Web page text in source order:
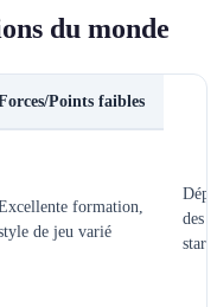
du monde
Points faibles
formation,
de jeu varié
des
stars